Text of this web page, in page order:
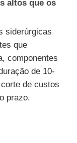
altos que os
siderúrgicas
que
componentes
de 10-
de custos
prazo.